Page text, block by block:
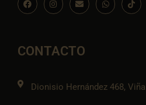
a
c
o
k
n
s
r
a
n
v
p
e
h
a
c
o
CONTACTO
Dionisio Hernández 468,